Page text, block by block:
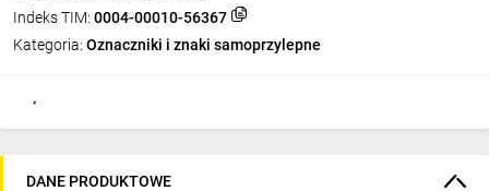
Indeks TIM: 0004-00010-56367
Kategoria: Oznaczniki i znaki samoprzylepne
DANE PRODUKTOWE